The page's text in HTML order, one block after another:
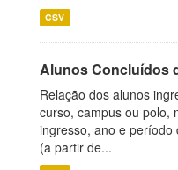
CSV
Alunos Concluídos
Relação dos alunos
curso, campus ou polo,
ingresso, ano e período
(a partir de...